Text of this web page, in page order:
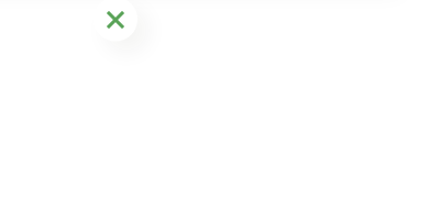
ご予約・お問い合わせはこちら